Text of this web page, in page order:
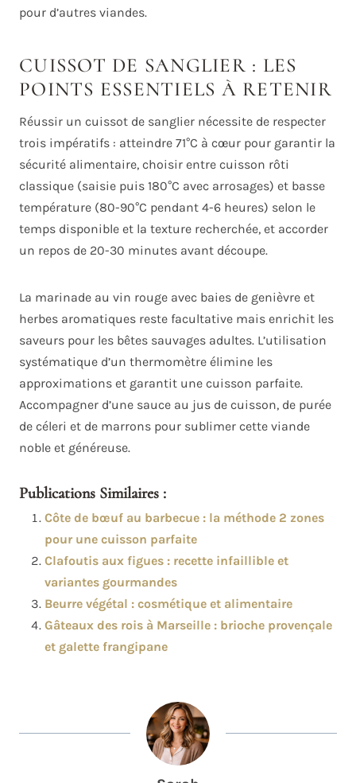
pour d’autres viandes.
CUISSOT DE SANGLIER : LES
POINTS ESSENTIELS À RETENIR
Réussir un cuissot de sanglier nécessite de respecter
trois impératifs : atteindre 71°C à cœur pour garantir la
sécurité alimentaire, choisir entre cuisson rôti
classique (saisie puis 180°C avec arrosages) et basse
température (80-90°C pendant 4-6 heures) selon le
temps disponible et la texture recherchée, et accorder
un repos de 20-30 minutes avant découpe.
La marinade au vin rouge avec baies de genièvre et
herbes aromatiques reste facultative mais enrichit les
saveurs pour les bêtes sauvages adultes. L’utilisation
systématique d’un thermomètre élimine les
approximations et garantit une cuisson parfaite.
Accompagner d’une sauce au jus de cuisson, de purée
de céleri et de marrons pour sublimer cette viande
noble et généreuse.
Publications Similaires :
Côte de bœuf au barbecue : la méthode 2 zones
pour une cuisson parfaite
Clafoutis aux figues : recette infaillible et
variantes gourmandes
Beurre végétal : cosmétique et alimentaire
Gâteaux des rois à Marseille : brioche provençale
et galette frangipane